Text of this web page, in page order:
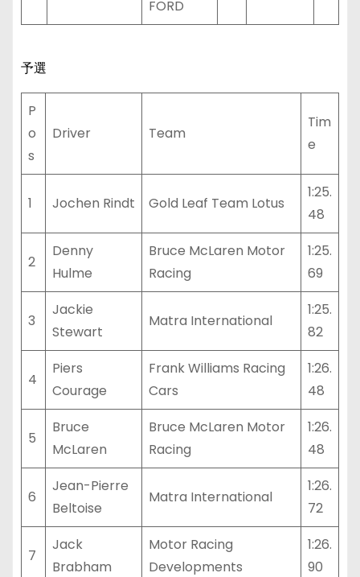
FORD
予選
P
o
s
Driver Team
Tim
e
1 Jochen Rindt Gold Leaf Team Lotus
1:25.
48
2
Denny
Hulme
Bruce McLaren Motor
Racing
1:25.
69
3
Jackie
Stewart
Matra International
1:25.
82
4
Piers
Courage
Frank Williams Racing
Cars
1:26.
48
5
Bruce
McLaren
Bruce McLaren Motor
Racing
1:26.
48
6
Jean-Pierre
Beltoise
Matra International
1:26.
72
7
Jack
Brabham
Motor Racing
Developments
1:26.
90